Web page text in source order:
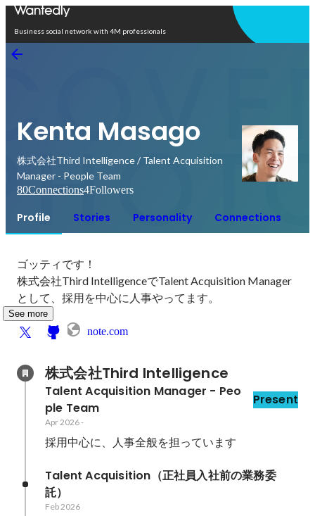
Business social network with 4M professionals
Kenta Masago
株式会社Third Intelligence / Talent Acquisition
Manager - People Team
80Connections4Followers
Profile Stories Personality Connections
ゴッティです！
株式会社Third IntelligenceでTalent Acquisition Manager
として、採用を中心に人事やってます。
See more
note.com
株式会社Third Intelligence
Talent Acquisition Manager - Peo
ple Team
Present
Apr 2026-
採用中心に、人事全般を担っています
Talent Acquisition（正社員入社前の業務委
託）
Feb 2026